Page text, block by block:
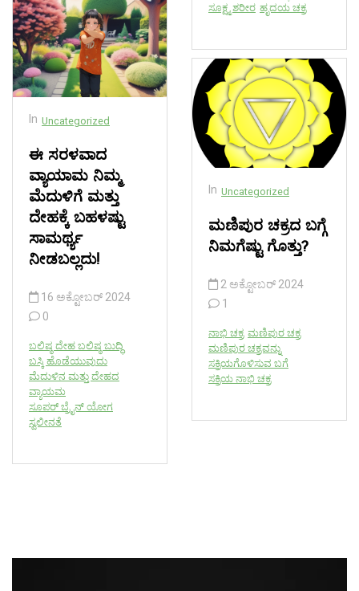
In Uncategorized
ಈ ಸರಳವಾದ
ವ್ಯಾಯಾಮ ನಿಮ್ಮ
ಮೆದುಳಿಗೆ ಮತ್ತು
ದೇಹಕ್ಕೆ ಬಹಳಷ್ಟು
ಸಾಮರ್ಥ್ಯ
ನೀಡಬಲ್ಲದು!
16 ಅಕ್ಟೋಬರ್ 2024
0
ಬಲಿಷ್ಠ ದೇಹ ಬಲಿಷ್ಠ ಬುದ್ಧಿ
ಬಸ್ಕಿ ಹೊಡೆಯುವುದು
ಮೆದುಳಿನ ಮತ್ತು ದೇಹದ
ವ್ಯಾಯಮ
ಸೂಪರ್ ಬ್ರೈನ್ ಯೋಗ
ಸ್ವಲೀನತೆ
ಸೂಕ್ಷ್ಮ ಶರೀರ ಹೃದಯ ಚಕ್ರ
In Uncategorized
ಮಣಿಪುರ ಚಕ್ರದ ಬಗ್ಗೆ
ನಿಮಗೆಷ್ಟು ಗೊತ್ತು?
2 ಅಕ್ಟೋಬರ್ 2024
1
ನಾಭಿ ಚಕ್ರ ಮಣಿಪುರ ಚಕ್ರ
ಮಣಿಪುರ ಚಕ್ರವನ್ನು
ಸಕ್ರಿಯಗೊಳಿಸುವ ಬಗೆ
ಸಕ್ರಿಯ ನಾಭಿ ಚಕ್ರ